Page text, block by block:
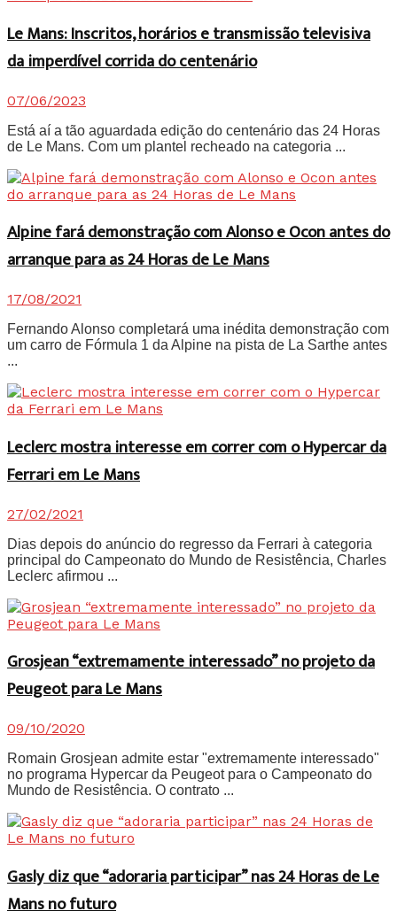
Le Mans: Inscritos, horários e transmissão televisiva
da imperdível corrida do centenário
07/06/2023
Está aí a tão aguardada edição do centenário das 24 Horas
de Le Mans. Com um plantel recheado na categoria ...
Alpine fará demonstração com Alonso e Ocon antes do
arranque para as 24 Horas de Le Mans
17/08/2021
Fernando Alonso completará uma inédita demonstração com
um carro de Fórmula 1 da Alpine na pista de La Sarthe antes
...
Leclerc mostra interesse em correr com o Hypercar da
Ferrari em Le Mans
27/02/2021
Dias depois do anúncio do regresso da Ferrari à categoria
principal do Campeonato do Mundo de Resistência, Charles
Leclerc afirmou ...
Grosjean “extremamente interessado” no projeto da
Peugeot para Le Mans
09/10/2020
Romain Grosjean admite estar "extremamente interessado"
no programa Hypercar da Peugeot para o Campeonato do
Mundo de Resistência. O contrato ...
Gasly diz que “adoraria participar” nas 24 Horas de Le
Mans no futuro